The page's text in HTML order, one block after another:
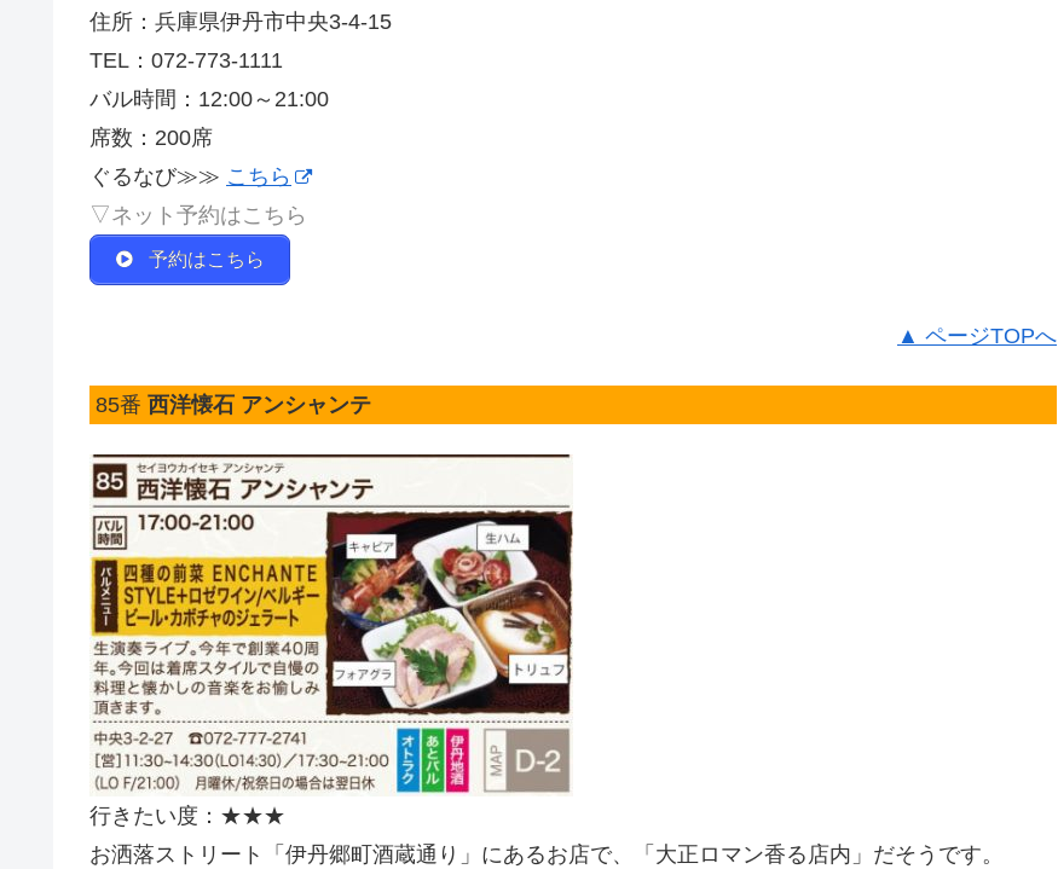
住所：兵庫県伊丹市中央3-4-15
TEL：072-773-1111
バル時間：12:00～21:00
席数：200席
ぐるなび≫≫ こちら
▽ネット予約はこちら
予約はこちら
▲ ページTOPへ
85番 西洋懐石 アンシャンテ
行きたい度：★★★
お洒落ストリート「伊丹郷町酒蔵通り」にあるお店で、「大正ロマン香る店内」だそうです。